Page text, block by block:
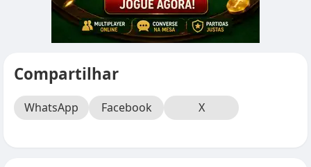
Compartilhar
WhatsApp Facebook X